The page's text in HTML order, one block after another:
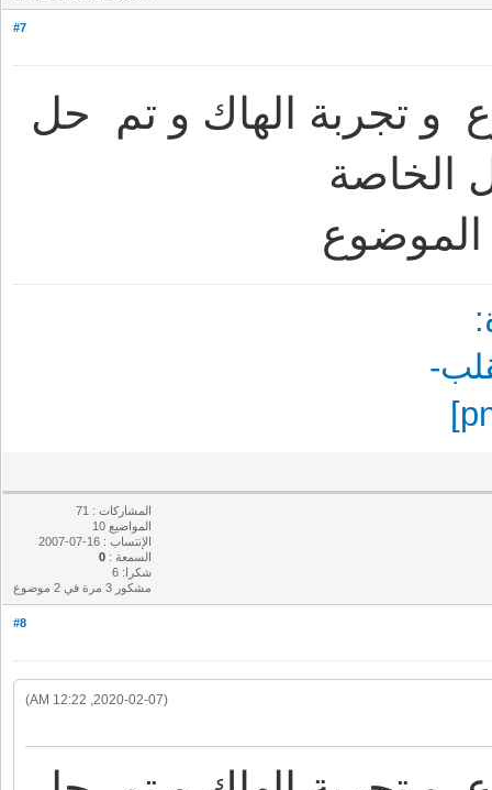
#7
تجربة الهاك و تم حل
الخاصة
المشاركات : 71
المواضيع 10
الإنتساب : 16-07-2007
السمعة :0
شكرا: 6
مشكور 3 مرة في 2 موضوع
#8